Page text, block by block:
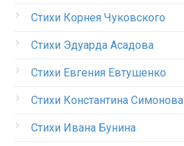
Стихи Корнея Чуковского
Стихи Эдуарда Асадова
Стихи Евгения Евтушенко
Стихи Константина Симонова
Стихи Ивана Бунина